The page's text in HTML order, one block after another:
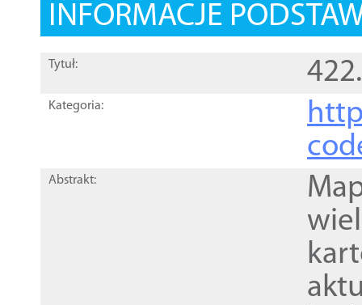
INFORMACJE
Tytuł:
Kategoria:
Abstrakt: